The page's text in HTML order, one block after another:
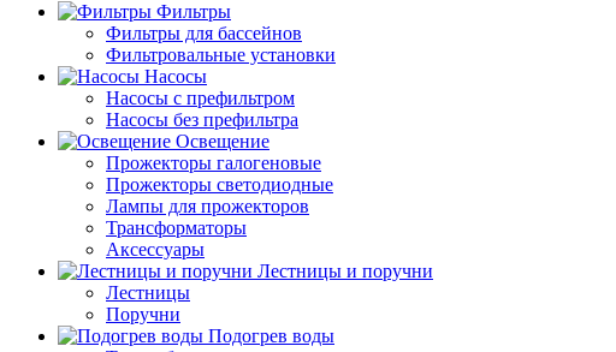
Фильтры
Фильтры для бассейнов
Фильтровальные установки
Насосы
Насосы с префильтром
Насосы без префильтра
Освещение
Прожекторы галогеновые
Прожекторы светодиодные
Лампы для прожекторов
Трансформаторы
Аксессуары
Лестницы и поручни
Лестницы
Поручни
Подогрев воды